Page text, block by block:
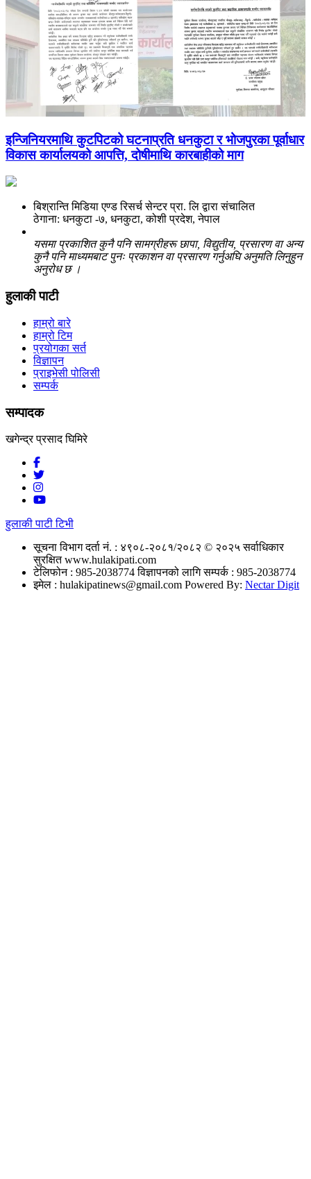
इन्जिनियरमाथि कुटपिटको घटनाप्रति धनकुटा र भोजपुरका पूर्वाधार
विकास कार्यालयको आपत्ति, दोषीमाथि कारबाहीको माग
बिश्रान्ति मिडिया एण्ड रिसर्च सेन्टर प्रा. लि द्वारा संचालित
ठेगाना: धनकुटा -७, धनकुटा, कोशी प्रदेश, नेपाल
यसमा प्रकाशित कुनै पनि सामग्रीहरू छापा, विद्युतीय, प्रसारण वा अन्य
कुनै पनि माध्यमबाट पुनः प्रकाशन वा प्रसारण गर्नुअघि अनुमति लिनुहुन
अनुरोध छ ।
हुलाकी पाटी
हाम्रो बारे
हाम्रो टिम
प्रयोगका सर्त
विज्ञापन
प्राइभेसी पोलिसी
सम्पर्क
सम्पादक
खगेन्द्र प्रसाद घिमिरे
हुलाकी पाटी टिभी
सूचना विभाग दर्ता नं. : ४९०८-२०८१/२०८२ © २०२५ सर्वाधिकार
सुरक्षित www.hulakipati.com
टेलिफोन : 985-2038774विज्ञापनको लागि सम्पर्क : 985-2038774
इमेल : hulakipatinews@gmail.com Powered By: Nectar Digit